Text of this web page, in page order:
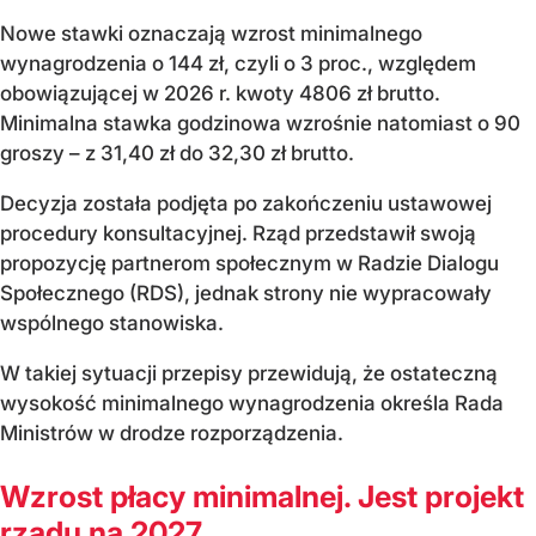
Nowe stawki oznaczają wzrost minimalnego
wynagrodzenia o 144 zł, czyli o 3 proc., względem
obowiązującej w 2026 r. kwoty 4806 zł brutto.
Minimalna stawka godzinowa wzrośnie natomiast o 90
groszy – z 31,40 zł do 32,30 zł brutto.
Decyzja została podjęta po zakończeniu ustawowej
procedury konsultacyjnej. Rząd przedstawił swoją
propozycję partnerom społecznym w Radzie Dialogu
Społecznego (RDS), jednak strony nie wypracowały
wspólnego stanowiska.
W takiej sytuacji przepisy przewidują, że ostateczną
wysokość minimalnego wynagrodzenia określa Rada
Ministrów w drodze rozporządzenia.
Wzrost płacy minimalnej. Jest projekt